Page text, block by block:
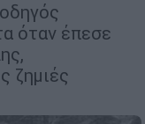
όταν έπεσε
ζημιές